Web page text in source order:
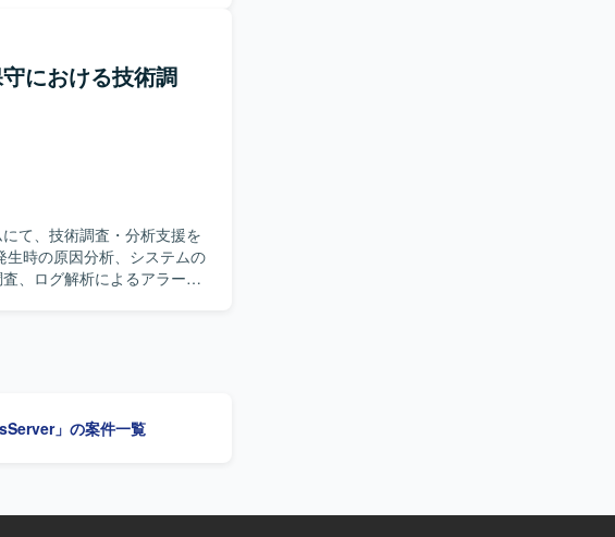
用環境となります。
における技術調
て、技術調査・分析支援を
、ログ解析によるアラート
り組める方を求めていま
」の案件一覧